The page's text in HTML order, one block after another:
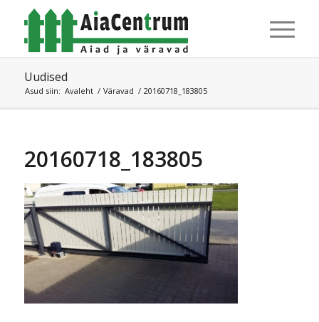
Uudised
Asud siin: Avaleht / Väravad / 20160718_183805
20160718_183805